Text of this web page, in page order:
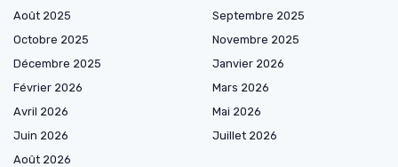
Août 2025
Septembre 2025
Octobre 2025
Novembre 2025
Décembre 2025
Janvier 2026
Février 2026
Mars 2026
Avril 2026
Mai 2026
Juin 2026
Juillet 2026
Août 2026